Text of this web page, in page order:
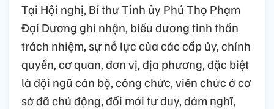
Tại Hội nghị, Bí thư Tỉnh ủy Phú Thọ Phạm
Đại Dương ghi nhận, biểu dương tinh thần
trách nhiệm, sự nỗ lực của các cấp ủy, chính
quyền, cơ quan, đơn vị, địa phương, đặc biệt
là đội ngũ cán bộ, công chức, viên chức ở cơ
sở đã chủ động, đổi mới tư duy, dám nghĩ,